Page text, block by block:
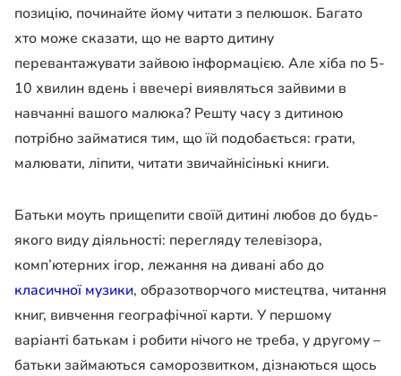
позицію, починайте йому читати з пелюшок. Багато
хто може сказати, що не варто дитину
перевантажувати зайвою інформацією. Але хіба по 5-
10 хвилин вдень і ввечері виявляться зайвими в
навчанні вашого малюка? Решту часу з дитиною
потрібно займатися тим, що їй подобається: грати,
малювати, ліпити, читати звичайнісінькі книги.
Батьки моуть прищепити своїй дитині любов до будь-
якого виду діяльності: перегляду телевізора,
комп’ютерних ігор, лежання на дивані або до
класичної музики, образотворчого мистецтва, читання
книг, вивчення географічної карти. У першому
варіанті батькам і робити нічого не треба, у другому –
батьки займаються саморозвитком, дізнаються щось